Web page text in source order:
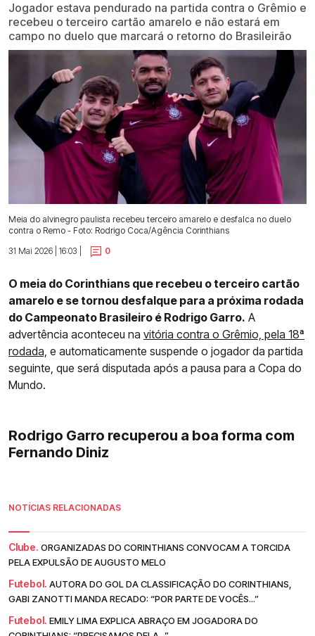
Jogador estava pendurado na partida contra o Grêmio e
recebeu o terceiro cartão amarelo e não estará em
campo no duelo que marcará o retorno do Brasileirão
Meia do alvinegro paulista recebeu terceiro amarelo e desfalca no duelo
contra o Remo - Foto: Rodrigo Coca/Agência Corinthians
31 Mai 2026 | 16:03 |
0
O meia do Corinthians que recebeu o terceiro cartão
amarelo e se tornou desfalque para a próxima rodada
do Campeonato Brasileiro é Rodrigo Garro. A
advertência aconteceu na vitória contra o Grêmio, pela 18ª
rodada, e automaticamente suspende o jogador da partida
seguinte, que será disputada após a pausa para a Copa do
Mundo.
Rodrigo Garro recuperou a boa forma com
Fernando Diniz
NOTÍCIAS RELACIONADAS
Clube. ORGANIZADAS DO CORINTHIANS CONVOCAM A TORCIDA
PELA EXPULSÃO DE AUGUSTO MELO
Futebol. AUTORA DO GOL DA CLASSIFICAÇÃO DO CORINTHIANS,
GABI ZANOTTI MANDA RECADO: “POR PARTE DE VOCÊS...”
Futebol. EMILY LIMA EXPLICA ABRAÇO EM JOGADORA DO